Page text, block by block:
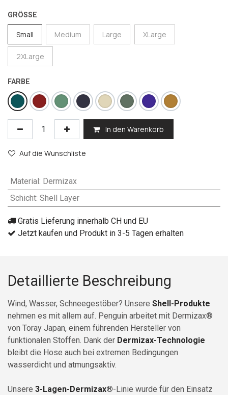
GRÖSSE
Small Medium Large XLarge
2XLarge
FARBE
In den Warenkorb
Auf die Wunschliste
Material : Dermizax
Schicht: Shell Layer
Gratis Lieferung innerhalb CH und EU
Jetzt kaufen und Produkt in 3-5 Tagen erhalten
Detaillierte Beschreibung
Wind, Wasser, Schneegestöber? Unsere Shell-Produkte
nehmen es mit allem auf. Penguin arbeitet mit Dermizax®
von Toray Japan, einem führenden Hersteller von
funktionalen Stoffen. Dank der Dermizax-Technologie
bleibt die Hose auch bei extremen Bedingungen
wasserdicht und atmungsaktiv.
Unsere 3-Lagen-Dermizax®-Linie wurde für den Einsatz